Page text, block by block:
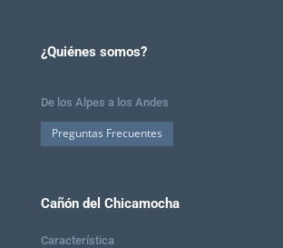
¿Quiénes somos?
De los Alpes a los Andes
Preguntas Frecuentes
Cañón del Chicamocha
Característica